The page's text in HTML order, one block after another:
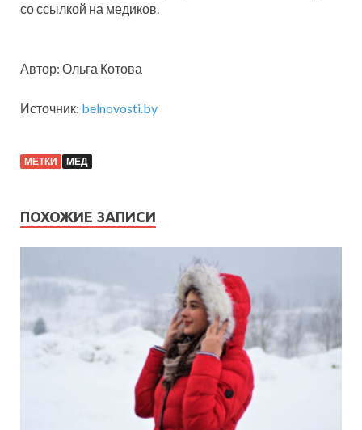
со ссылкой на медиков.
Автор: Ольга Котова
Источник: belnovosti.by
МЕТКИ МЕД
ПОХОЖИЕ ЗАПИСИ